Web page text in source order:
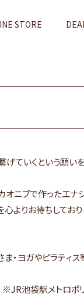
STORE
ていくという願
ニブで作ったエ
よりお待ちしており
ヨガやピラティス
池袋駅メトロポリ